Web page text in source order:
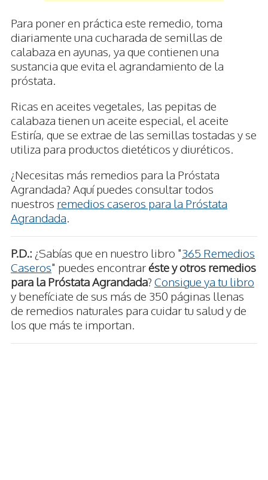
Para poner en práctica este remedio, toma
diariamente una cucharada de semillas de
calabaza en ayunas, ya que contienen una
sustancia que evita el agrandamiento de la
próstata.
Ricas en aceites vegetales, las pepitas de
calabaza tienen un aceite especial, el aceite
Estiría, que se extrae de las semillas tostadas y se
utiliza para productos dietéticos y diuréticos.
¿Necesitas más remedios para la Próstata
Agrandada? Aquí puedes consultar todos
nuestros remedios caseros para la Próstata
Agrandada
P.D.: ¿Sabías que en nuestro libro "365 Remedios
Caseros" puedes encontraréste y otros remedios
para la Próstata Agrandada? Consigue ya tu libro
y benefíciate de sus más de 350 páginas llenas
de remedios naturales para cuidar tu salud y de
los que más te importan.